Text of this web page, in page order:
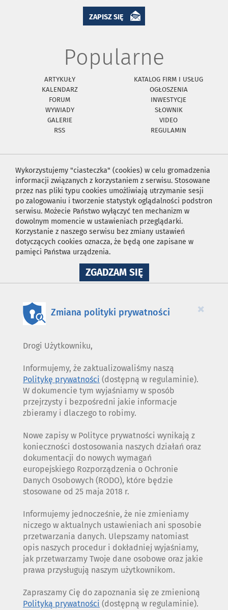
ZAPISZ SIĘ
Popularne
ARTYKUŁY
KATALOG FIRM I USŁUG
KALENDARZ
OGŁOSZENIA
FORUM
INWESTYCJE
WYWIADY
SŁOWNIK
GALERIE
VIDEO
RSS
REGULAMIN
Wykorzystujemy "ciasteczka" (cookies) w celu gromadzenia
informacji związanych z korzystaniem z serwisu. Stosowane
przez nas pliki typu cookies umożliwiają utrzymanie sesji
po zalogowaniu i tworzenie statystyk oglądalności podstron
serwisu. Możecie Państwo wyłączyć ten mechanizm w
dowolnym momencie w ustawieniach przeglądarki.
Korzystanie z naszego serwisu bez zmiany ustawień
dotyczących cookies oznacza, że będą one zapisane w
pamięci Państwa urządzenia.
ZGADZAM SIĘNA
WYKORZYSTANIE
×
Zmiana polityki prywatności
Drogi Użytkowniku,
Informujemy, że zaktualizowaliśmy naszą
Politykę prywatności (dostępną w regulaminie).
W dokumencie tym wyjaśniamy w sposób
przejrzysty i bezpośredni jakie informacje
zbieramy i dlaczego to robimy.
Nowe zapisy w Polityce prywatności wynikają z
konieczności dostosowania naszych działań oraz
dokumentacji do nowych wymagań
europejskiego Rozporządzenia o Ochronie
Danych Osobowych (RODO), które będzie
stosowane od 25 maja 2018 r.
Informujemy jednocześnie, że nie zmieniamy
niczego w aktualnych ustawieniach ani sposobie
przetwarzania danych. Ulepszamy natomiast
opis naszych procedur i dokładniej wyjaśniamy,
jak przetwarzamy Twoje dane osobowe oraz jakie
prawa przysługują naszym użytkownikom.
Zapraszamy Cię do zapoznania się ze zmienioną
Polityką prywatności (dostępną w regulaminie).